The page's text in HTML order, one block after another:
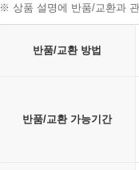
※ 상품 설명에 반품/교환과
반품/교환 방법
반품/교환 가능기간